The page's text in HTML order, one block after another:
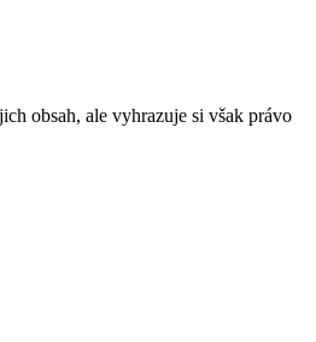
obsah, ale vyhrazuje si však právo